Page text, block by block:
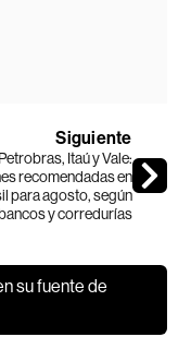
Siguiente
Petrobras, Itaú y Vale:
recomendadas en
para agosto, según
y corredurías
su fuente de